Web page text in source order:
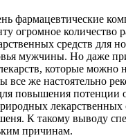
фармацевтические
огромное количество
средств для
мужчины. Но даже
которые можно
все же настоятельно
повышения потенции
лекарственных
К такому выводу
причинам.